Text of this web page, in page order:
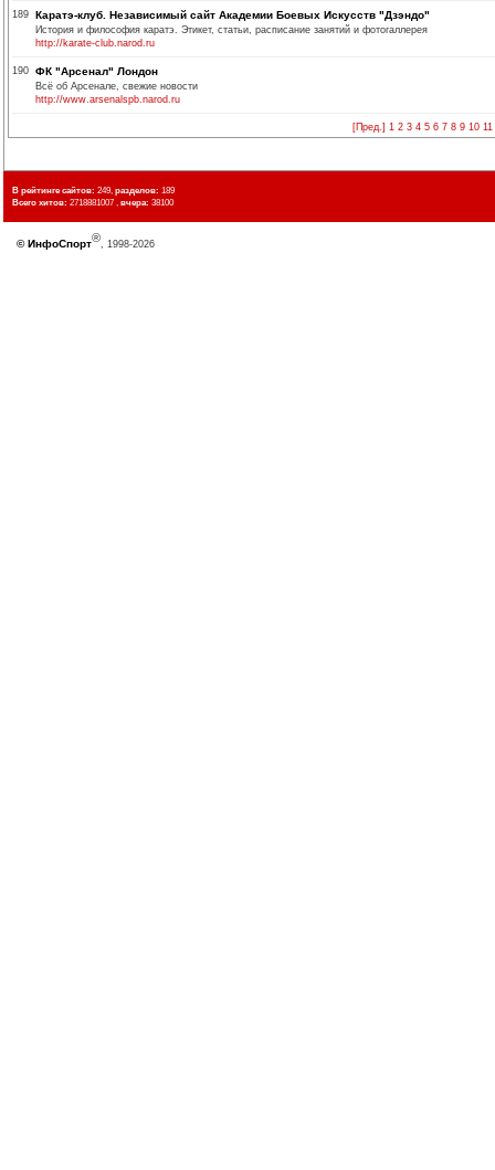
189 Каратэ-клуб. Независимый сайт Академии Боевых Искусств "Дзэндо"
История и философия каратэ. Этикет, статьи, расписание занятий и фотогаллерея
http://karate-club.narod.ru
190 ФК "Арсенал" Лондон
Всё об Арсенале, свежие новости
http://www.arsenalspb.narod.ru
[Пред.] 1 2 3 4 5 6 7 8 9 10 11
В рейтинге сайтов: 249, разделов: 189
Всего хитов: 2718881007 , вчера: 38100
© ИнфоСпорт®
, 1998-2026